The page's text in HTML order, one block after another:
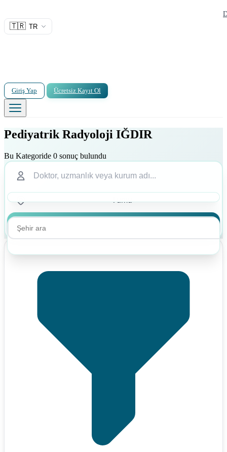
🇹🇷 TR
Giriş Yap Ücretsiz Kayıt Ol
Pediyatrik Radyoloji IĞDIR
Bu Kategoride 0 sonuç bulundu